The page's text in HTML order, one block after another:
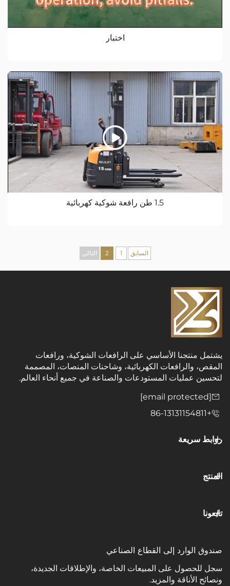
2 التالي
الأساسي على الرافعات الشوكية، ورافعات
الكهربائية، وشاحنات المنصات، المصممة
المستودعات والصناعة في جميع أنحاء العالم.
إلى القطاع الصناعي
على المبيعات الخاصة، والإطلاقات الجديدة،
والمزيد.